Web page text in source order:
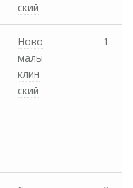
ский
Ново
малы
клин
ский
1